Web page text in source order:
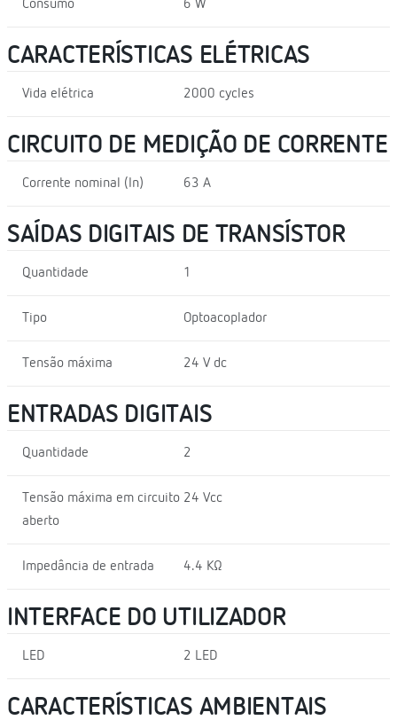
Consumo 6 W
CARACTERÍSTICAS ELÉTRICAS
Vida elétrica 2000 cycles
CIRCUITO DE MEDIÇÃO DE CORRENTE
Corrente nominal (In) 63 A
SAÍDAS DIGITAIS DE TRANSÍSTOR
Quantidade 1
Tipo Optoacoplador
Tensão máxima 24 V dc
ENTRADAS DIGITAIS
Quantidade 2
Tensão máxima em circuito
aberto
24 Vcc
Impedância de entrada 4.4 KΩ
INTERFACE DO UTILIZADOR
LED 2 LED
CARACTERÍSTICAS AMBIENTAIS